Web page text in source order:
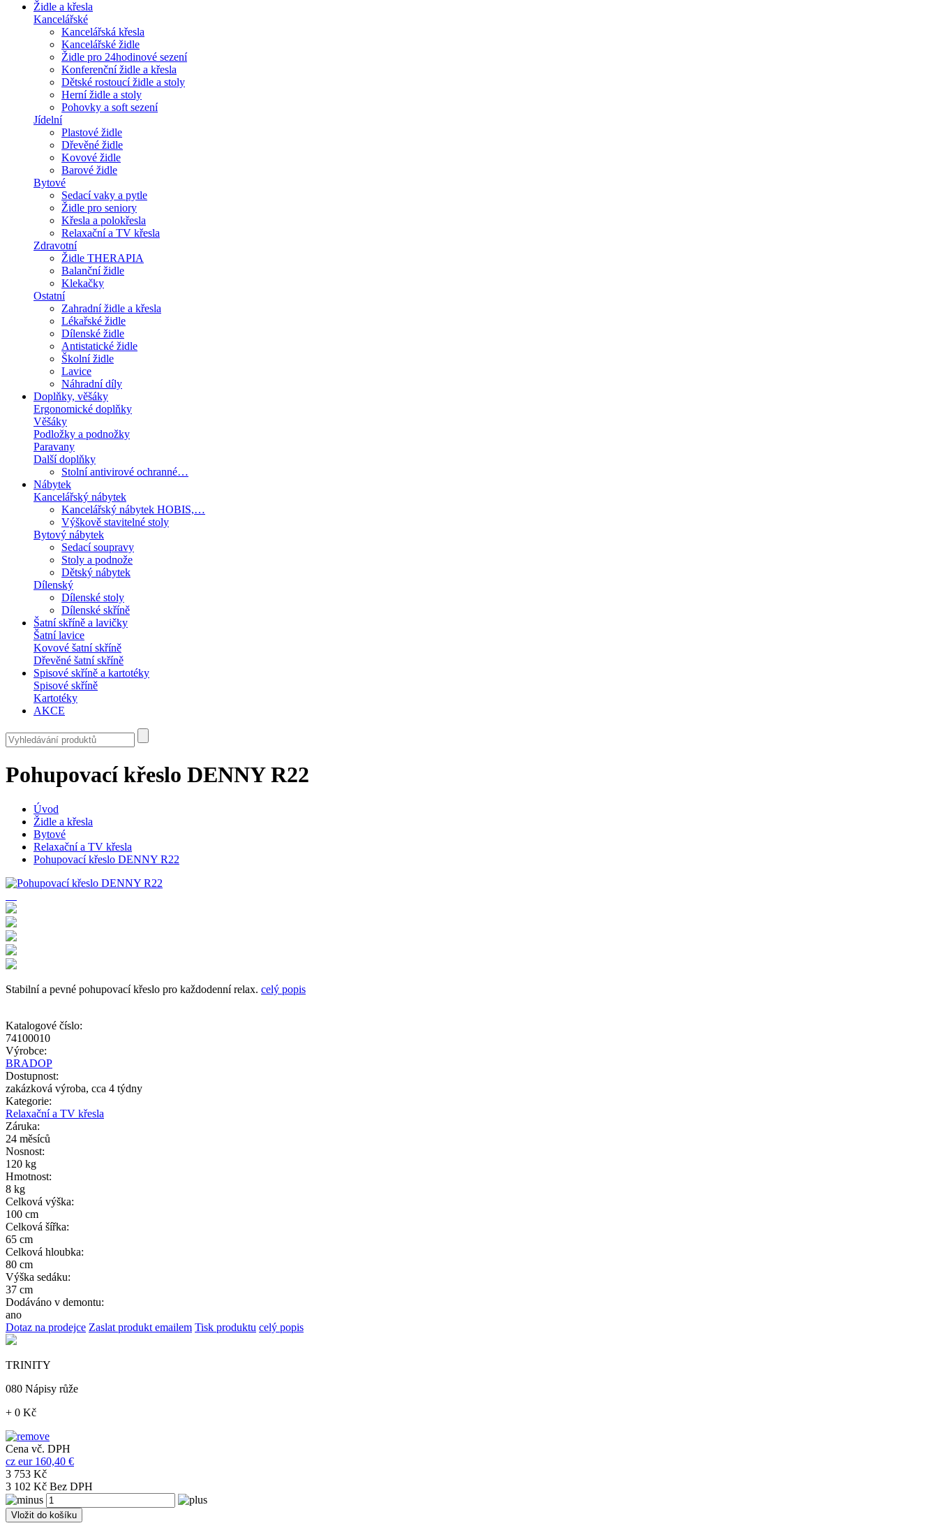
Židle a křesla
Kancelářské
Kancelářská křesla
Kancelářské židle
Židle pro 24hodinové sezení
Konferenční židle a křesla
Dětské rostoucí židle a stoly
Herní židle a stoly
Pohovky a soft sezení
Jídelní
Plastové židle
Dřevěné židle
Kovové židle
Barové židle
Bytové
Sedací vaky a pytle
Židle pro seniory
Křesla a polokřesla
Relaxační a TV křesla
Zdravotní
Židle THERAPIA
Balanční židle
Klekačky
Ostatní
Zahradní židle a křesla
Lékařské židle
Dílenské židle
Antistatické židle
Školní židle
Lavice
Náhradní díly
Doplňky, věšáky
Ergonomické doplňky
Věšáky
Podložky a podnožky
Paravany
Další doplňky
Stolní antivirové ochranné…
Nábytek
Kancelářský nábytek
Kancelářský nábytek HOBIS,…
Výškově stavitelné stoly
Bytový nábytek
Sedací soupravy
Stoly a podnože
Dětský nábytek
Dílenský
Dílenské stoly
Dílenské skříně
Šatní skříně a lavičky
Šatní lavice
Kovové šatní skříně
Dřevěné šatní skříně
Spisové skříně a kartotéky
Spisové skříně
Kartotéky
AKCE
Pohupovací křeslo DENNY R22
Úvod
Židle a křesla
Bytové
Relaxační a TV křesla
Pohupovací křeslo DENNY R22
Stabilní a pevné pohupovací křeslo pro každodenní relax. celý popis
Katalogové číslo:
74100010
Výrobce:
BRADOP
Dostupnost:
zakázková výroba, cca 4 týdny
Kategorie:
Relaxační a TV křesla
Záruka:
24 měsíců
Nosnost:
120 kg
Hmotnost:
8 kg
Celková výška:
100 cm
Celková šířka:
65 cm
Celková hloubka:
80 cm
Výška sedáku:
37 cm
Dodáváno v demontu:
ano
Dotaz na prodejce Zaslat produkt emailem Tisk produktu celý popis
TRINITY
080 Nápisy růže
+ 0 Kč
Cena vč. DPH
cz eur 160,40 €
3 753 Kč
3 102 Kč Bez DPH
Vložit do košíku